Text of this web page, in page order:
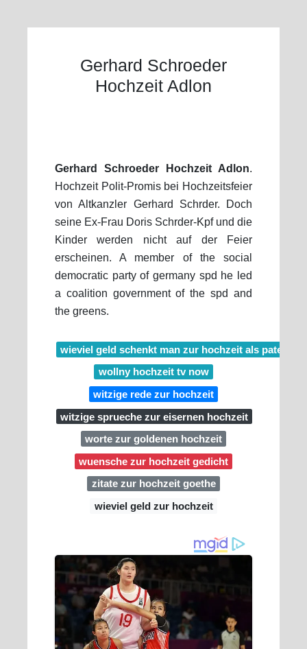
Gerhard Schroeder
Hochzeit Adlon
Gerhard Schroeder Hochzeit Adlon.
Hochzeit Polit-Promis bei Hochzeitsfeier
von Altkanzler Gerhard Schrder. Doch
seine Ex-Frau Doris Schrder-Kpf und die
Kinder werden nicht auf der Feier
erscheinen. A member of the social
democratic party of germany spd he led
a coalition government of the spd and
the greens.
wieviel geld schenkt man zur hochzeit als
wollny hochzeit tv now
witzige rede zur hochzeit
witzige sprueche zur eisernen hochzeit
worte zur goldenen hochzeit
wuensche zur hochzeit gedicht
zitate zur hochzeit goethe
wieviel geld zur hochzeit